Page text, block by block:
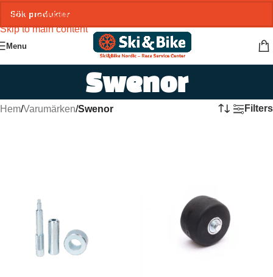
Skip to navigation
Skip to main content
Menu
Swenor
Hem/Varumärken/Swenor Filters